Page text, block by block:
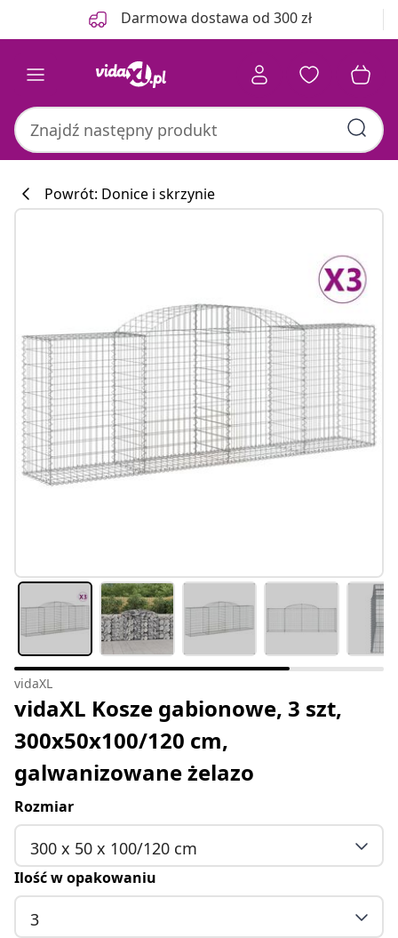
Darmowa dostawa od 300 zł
Powrót: Donice i skrzynie
vidaXL
vidaXL Kosze gabionowe, 3 szt,
300x50x100/120 cm,
galwanizowane żelazo
Rozmiar
300 x 50 x 100/120 cm
Ilość w opakowaniu
3